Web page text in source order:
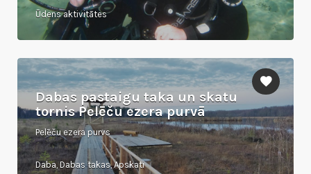
Ūdens aktivitātes
Dabas pastaigu taka un skatu
tornis Pelēču ezera purvā
Pelēču ezera purvs
Daba, Dabas takas, Apskati